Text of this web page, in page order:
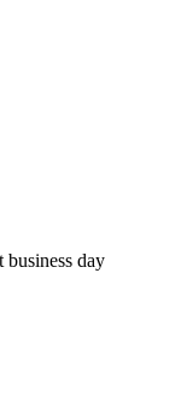
business day